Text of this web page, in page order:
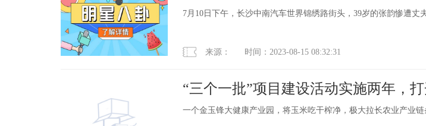
下
7月10日下午，长沙中南汽车世界锦绣路街头，39岁的张韵惨遭丈
来源： 时间：2023-08-15 08:32:31
“三个一批”项目建设活动实施两年，
地
一个金玉锋大健康产业园，将玉米吃干榨净，极大拉长农业产业